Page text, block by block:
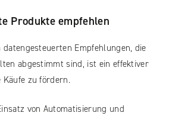
Produkte empfehlen
datengesteuerten Empfehlungen, die
abgestimmt sind, ist ein effektiver
Käufe zu fördern.
von Automatisierung und